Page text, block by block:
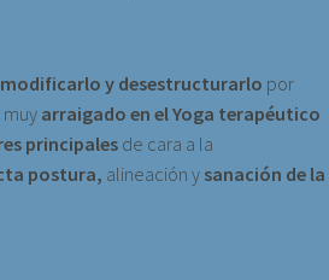
modificarlo y desestructurarlo por
muy arraigado en el Yoga terapéutico
principales de cara a la
postura, alineación y sanación de la